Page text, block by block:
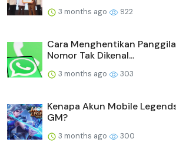
3 months ago 922
Cara Menghentikan
Nomor Tak Dikenal...
3 months ago 303
Kenapa Akun Mobile
GM?
3 months ago 300